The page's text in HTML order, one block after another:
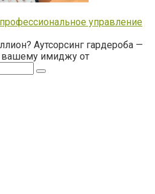
управление
Аутсорсинг гардероба —
вашему имиджу от